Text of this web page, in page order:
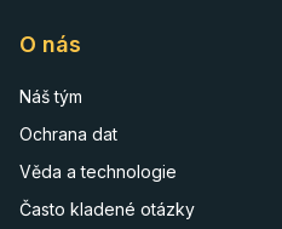
O nás
Náš tým
Ochrana dat
Věda a technologie
Často kladené otázky